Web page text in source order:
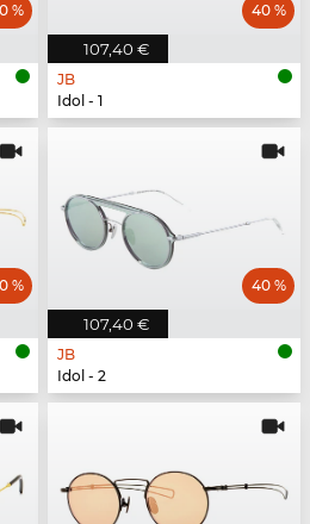
%
107,40 €
40 %
JB
Idol - 1
%
107,40 €
40 %
JB
Idol - 2